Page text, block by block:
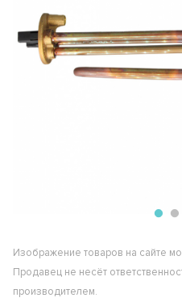
Изображение товаров на сайте
Продавец не несёт
производителем.